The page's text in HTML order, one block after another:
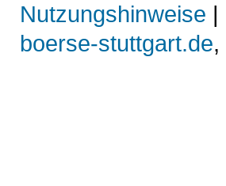
Nutzungshinweise |
boerse-stuttgart.de,